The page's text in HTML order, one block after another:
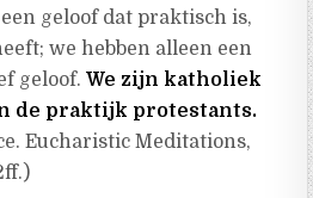
geloof dat praktisch is,
we hebben alleen een
geloof.We zijn katholiek
de praktijk protestants.
Eucharistic Meditations,